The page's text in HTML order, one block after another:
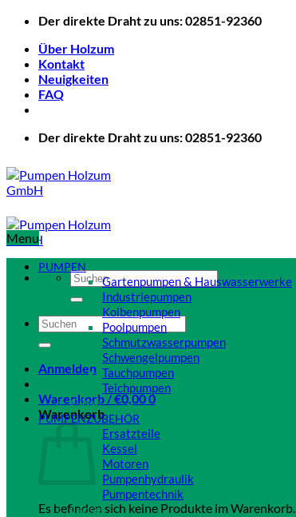
Zum
springen
Der direkte Draht zu uns: 02851-92360
Über Holzum
Kontakt
Neuigkeiten
FAQ
Der direkte Draht zu uns: 02851-92360
Suchen
nach:
Suchen
nach:
Anmelden
Warenkorb /€0,000
Warenkorb
Es befinden sich keine Produkte im Warenkorb.
Menu
PUMPEN
Gartenpumpen & Hauswasserwerke
Industriepumpen
Kolbenpumpen
Poolpumpen
Schmutzwasserpumpen
Schwengelpumpen
Tauchpumpen
Teichpumpen
Close
PUMPENZUBEHÖR
Ersatzteile
Kessel
Motoren
Pumpenhydraulik
Pumpentechnik
Close